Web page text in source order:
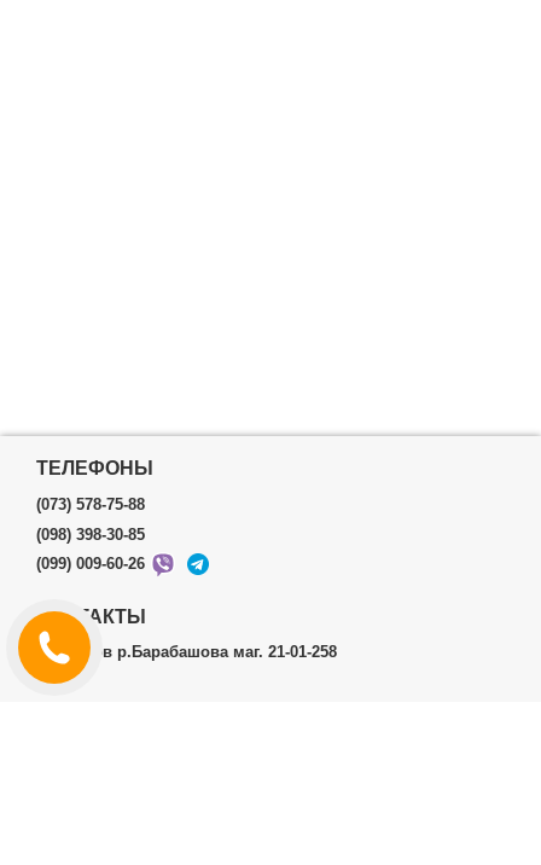
ТЕЛЕФОНЫ
(073) 578-75-88
(098) 398-30-85
(099) 009-60-26
КОНТАКТЫ
г.Харьков р.Барабашова маг. 21-01-258